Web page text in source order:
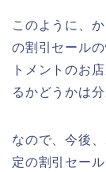
このように、
の割引セール
トメントのお
るかどうかは
なので、今後
定の割引セー